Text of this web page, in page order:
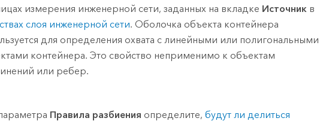
измерения инженерной сети, заданных на вкладке Источникв
слоя инженерной сети. Оболочка объекта контейнера
для определения охвата с линейными или полигональными
контейнера. Это свойство неприменимо к объектам
или ребер.
Правила разбиения определите, будут ли делиться